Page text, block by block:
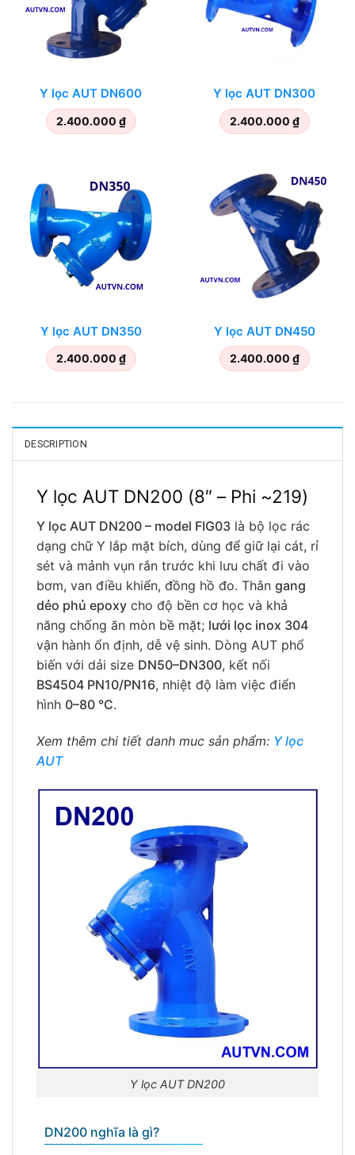
Y lọc AUT DN600
2.400.000 ₫
Y lọc AUT DN300
2.400.000 ₫
Y lọc AUT DN350
2.400.000 ₫
Y lọc AUT DN450
2.400.000 ₫
DESCRIPTION
Y lọc AUT DN200 (8″ – Phi ~219)
Y lọc AUT DN200 – model FIG03 là bộ lọc rác
dạng chữ Y lắp mặt bích, dùng để giữ lại cát, rỉ
sét và mảnh vụn rắn trước khi lưu chất đi vào
bơm, van điều khiển, đồng hồ đo. Thân gang
dẻo phủ epoxy cho độ bền cơ học và khả
năng chống ăn mòn bề mặt; lưới lọc inox 304
vận hành ổn định, dễ vệ sinh. Dòng AUT phổ
biến với dải size DN50–DN300, kết nối
BS4504 PN10/PN16, nhiệt độ làm việc điển
hình 0–80 °C.
Xem thêm chi tiết danh muc sản phẩm: Y lọc
AUT
Y lọc AUT DN200
DN200 nghĩa là gì?